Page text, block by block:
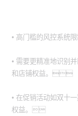
• 高门槛的风控系统
• 需要更精准地识别
和店铺权益。
• 在促销活动如双十
权益。